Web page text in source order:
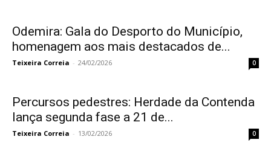
Odemira: Gala do Desporto do Município,
homenagem aos mais destacados de...
Teixeira Correia - 24/02/2026 0
Percursos pedestres: Herdade da Contenda
lança segunda fase a 21 de...
Teixeira Correia - 13/02/2026 0